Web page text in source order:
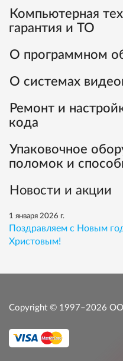
Компьютерная
гарантия и ТО
О программном
О системах
Ремонт и
кода
Упаковочное
поломок и
Новости и акции
1 января 2026 г.
Поздравляем с Новым
Христовым!
Copyright © 1997–2026